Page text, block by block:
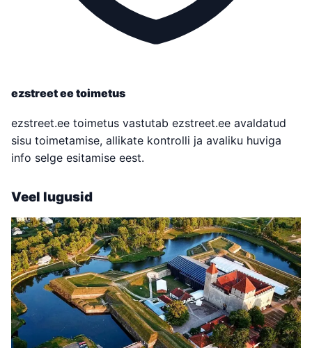
ezstreet ee toimetus
ezstreet.ee toimetus vastutab ezstreet.ee avaldatud
sisu toimetamise, allikate kontrolli ja avaliku huviga
info selge esitamise eest.
Veel lugusid